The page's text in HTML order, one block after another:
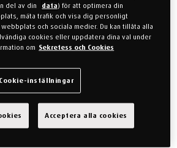
del av din
data) för att optimera din
mäta trafik och visa dig personligt
och sociala medier. Du kan tillåta alla
cookies eller uppdatera dina val under
om Sekretess och Cookies
Cookie-inställningar
Acceptera alla cookies